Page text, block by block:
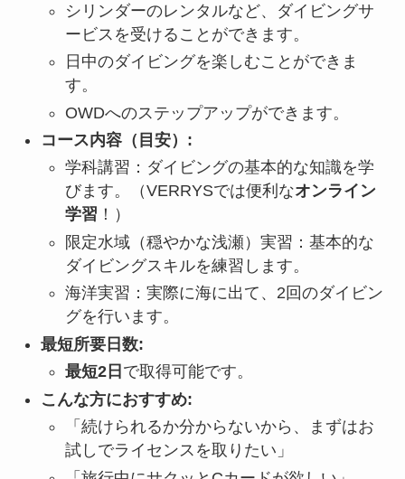
シリンダーのレンタルなど、ダイビングサ
ービスを受けることができます。
日中のダイビングを楽しむことができま
す。
OWDへのステップアップができます。
コース内容（目安）:
学科講習：ダイビングの基本的な知識を学
びます。（VERRYSでは便利なオンライン
学習 ！）
限定水域（穏やかな浅瀬）実習：基本的な
ダイビングスキルを練習します。
海洋実習：実際に海に出て、2回のダイビン
グを行います。
最短所要日数:
最短2日 で取得可能です。
こんな方におすすめ:
「続けられるか分からないから、まずはお
試しでライセンスを取りたい」